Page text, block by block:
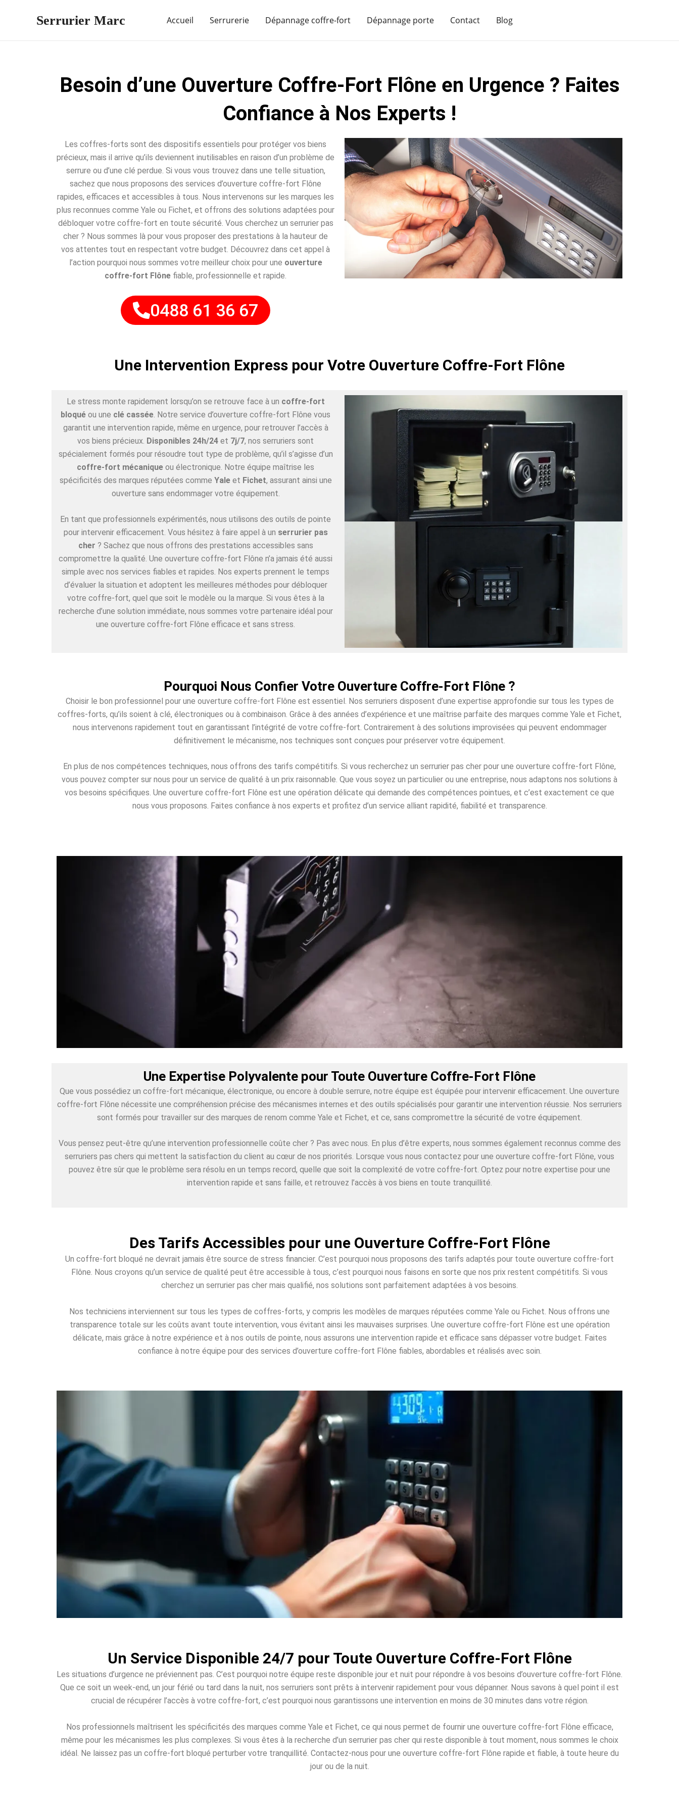
Serrurier Marc Accueil Serrurerie Dépannage coffre-fort Dépannage porte Contact Blog
Besoin d’une Ouverture Coffre-Fort Flône en Urgence ? Faites
Confiance à Nos Experts !
Les coffres-forts sont des dispositifs essentiels pour protéger vos biens
précieux, mais il arrive qu’ils deviennent inutilisables en raison d’un problème de
serrure ou d’une clé perdue. Si vous vous trouvez dans une telle situation,
sachez que nous proposons des services d’ouverture coffre-fort Flône
rapides, efficaces et accessibles à tous. Nous intervenons sur les marques les
plus reconnues comme Yale ou Fichet, et offrons des solutions adaptées pour
débloquer votre coffre-fort en toute sécurité. Vous cherchez un serrurier pas
cher ? Nous sommes là pour vous proposer des prestations à la hauteur de
vos attentes tout en respectant votre budget. Découvrez dans cet appel à
l’action pourquoi nous sommes votre meilleur choix pour une ouverture
coffre-fort Flône fiable, professionnelle et rapide.
0488 61 36 67
Une Intervention Express pour Votre Ouverture Coffre-Fort Flône
Le stress monte rapidement lorsqu’on se retrouve face à un coffre-fort
bloqué ou une clé cassée . Notre service d’ouverture coffre-fort Flône vous
garantit une intervention rapide, même en urgence, pour retrouver l’accès à
vos biens précieux. Disponibles 24h/24 et 7j/7, nos serruriers sont
spécialement formés pour résoudre tout type de problème, qu’il s’agisse d’un
coffre-fort mécanique ou électronique. Notre équipe maîtrise les
spécificités des marques réputées comme Yaleet Fichet, assurant ainsi une
ouverture sans endommager votre équipement.
En tant que professionnels expérimentés, nous utilisons des outils de pointe
pour intervenir efficacement. Vous hésitez à faire appel à un serrurier pas
cher ? Sachez que nous offrons des prestations accessibles sans
compromettre la qualité. Une ouverture coffre-fort Flône n’a jamais été aussi
simple avec nos services fiables et rapides. Nos experts prennent le temps
d’évaluer la situation et adoptent les meilleures méthodes pour débloquer
votre coffre-fort, quel que soit le modèle ou la marque. Si vous êtes à la
recherche d’une solution immédiate, nous sommes votre partenaire idéal pour
une ouverture coffre-fort Flône efficace et sans stress.
Pourquoi Nous Confier Votre Ouverture Coffre-Fort Flône ?
Choisir le bon professionnel pour une ouverture coffre-fort Flône est essentiel. Nos serruriers disposent d’une expertise approfondie sur tous les types de
coffres-forts, qu’ils soient à clé, électroniques ou à combinaison. Grâce à des années d’expérience et une maîtrise parfaite des marques comme Yale et Fichet,
nous intervenons rapidement tout en garantissant l’intégrité de votre coffre-fort. Contrairement à des solutions improvisées qui peuvent endommager
définitivement le mécanisme, nos techniques sont conçues pour préserver votre équipement.
En plus de nos compétences techniques, nous offrons des tarifs compétitifs. Si vous recherchez un serrurier pas cher pour une ouverture coffre-fort Flône,
vous pouvez compter sur nous pour un service de qualité à un prix raisonnable. Que vous soyez un particulier ou une entreprise, nous adaptons nos solutions à
vos besoins spécifiques. Une ouverture coffre-fort Flône est une opération délicate qui demande des compétences pointues, et c’est exactement ce que
nous vous proposons. Faites confiance à nos experts et profitez d’un service alliant rapidité, fiabilité et transparence.
Une Expertise Polyvalente pour Toute Ouverture Coffre-Fort Flône
Que vous possédiez un coffre-fort mécanique, électronique, ou encore à double serrure, notre équipe est équipée pour intervenir efficacement. Une ouverture
coffre-fort Flône nécessite une compréhension précise des mécanismes internes et des outils spécialisés pour garantir une intervention réussie. Nos serruriers
sont formés pour travailler sur des marques de renom comme Yale et Fichet, et ce, sans compromettre la sécurité de votre équipement.
Vous pensez peut-être qu’une intervention professionnelle coûte cher ? Pas avec nous. En plus d’être experts, nous sommes également reconnus comme des
serruriers pas chers qui mettent la satisfaction du client au cœur de nos priorités. Lorsque vous nous contactez pour une ouverture coffre-fort Flône, vous
pouvez être sûr que le problème sera résolu en un temps record, quelle que soit la complexité de votre coffre-fort. Optez pour notre expertise pour une
intervention rapide et sans faille, et retrouvez l’accès à vos biens en toute tranquillité.
Des Tarifs Accessibles pour une Ouverture Coffre-Fort Flône
Un coffre-fort bloqué ne devrait jamais être source de stress financier. C’est pourquoi nous proposons des tarifs adaptés pour toute ouverture coffre-fort
Flône. Nous croyons qu’un service de qualité peut être accessible à tous, c’est pourquoi nous faisons en sorte que nos prix restent compétitifs. Si vous
cherchez un serrurier pas cher mais qualifié, nos solutions sont parfaitement adaptées à vos besoins.
Nos techniciens interviennent sur tous les types de coffres-forts, y compris les modèles de marques réputées comme Yale ou Fichet. Nous offrons une
transparence totale sur les coûts avant toute intervention, vous évitant ainsi les mauvaises surprises. Une ouverture coffre-fort Flône est une opération
délicate, mais grâce à notre expérience et à nos outils de pointe, nous assurons une intervention rapide et efficace sans dépasser votre budget. Faites
confiance à notre équipe pour des services d’ouverture coffre-fort Flône fiables, abordables et réalisés avec soin.
Un Service Disponible 24/7 pour Toute Ouverture Coffre-Fort Flône
Les situations d’urgence ne préviennent pas. C’est pourquoi notre équipe reste disponible jour et nuit pour répondre à vos besoins d’ouverture coffre-fort Flône.
Que ce soit un week-end, un jour férié ou tard dans la nuit, nos serruriers sont prêts à intervenir rapidement pour vous dépanner. Nous savons à quel point il est
crucial de récupérer l’accès à votre coffre-fort, c’est pourquoi nous garantissons une intervention en moins de 30 minutes dans votre région.
Nos professionnels maîtrisent les spécificités des marques comme Yale et Fichet, ce qui nous permet de fournir une ouverture coffre-fort Flône efficace,
même pour les mécanismes les plus complexes. Si vous êtes à la recherche d’un serrurier pas cher qui reste disponible à tout moment, nous sommes le choix
idéal. Ne laissez pas un coffre-fort bloqué perturber votre tranquillité. Contactez-nous pour une ouverture coffre-fort Flône rapide et fiable, à toute heure du
jour ou de la nuit.